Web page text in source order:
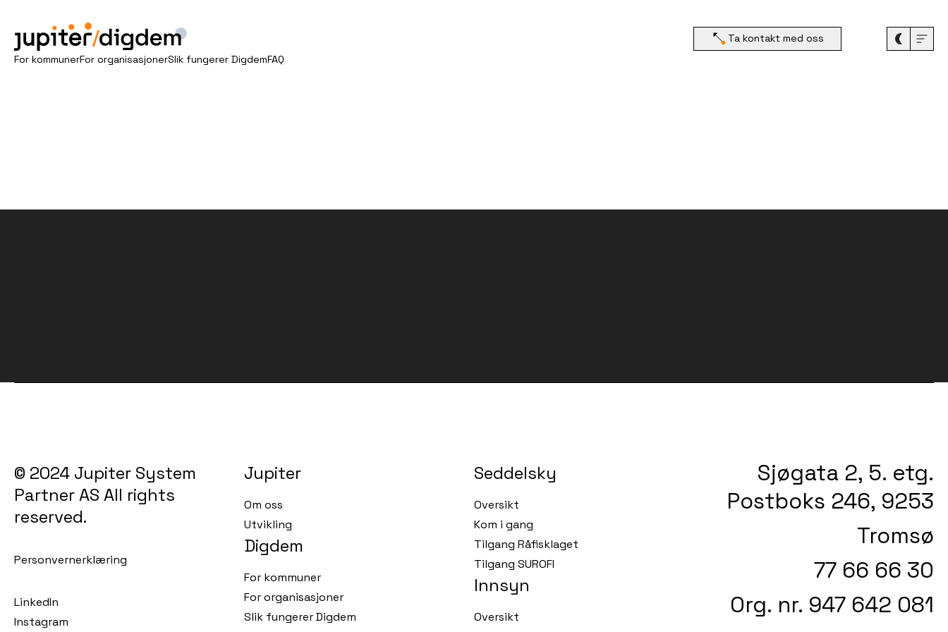
/
Ta kontakt med oss
For kommunerFor organisasjonerSlik fungerer DigdemFAQ
© 2024 Jupiter System
Partner AS All rights
reserved.
Personvernerklæring
LinkedIn
Instagram
Jupiter
Om oss
Utvikling
Digdem
For kommuner
For organisasjoner
Slik fungerer Digdem
Seddelsky
Oversikt
Kom i gang
Tilgang Råfisklaget
Tilgang SUROFI
Innsyn
Oversikt
Sjøgata 2, 5. etg.
Postboks 246, 9253
Tromsø
77 66 66 30
Org. nr. 947 642 081